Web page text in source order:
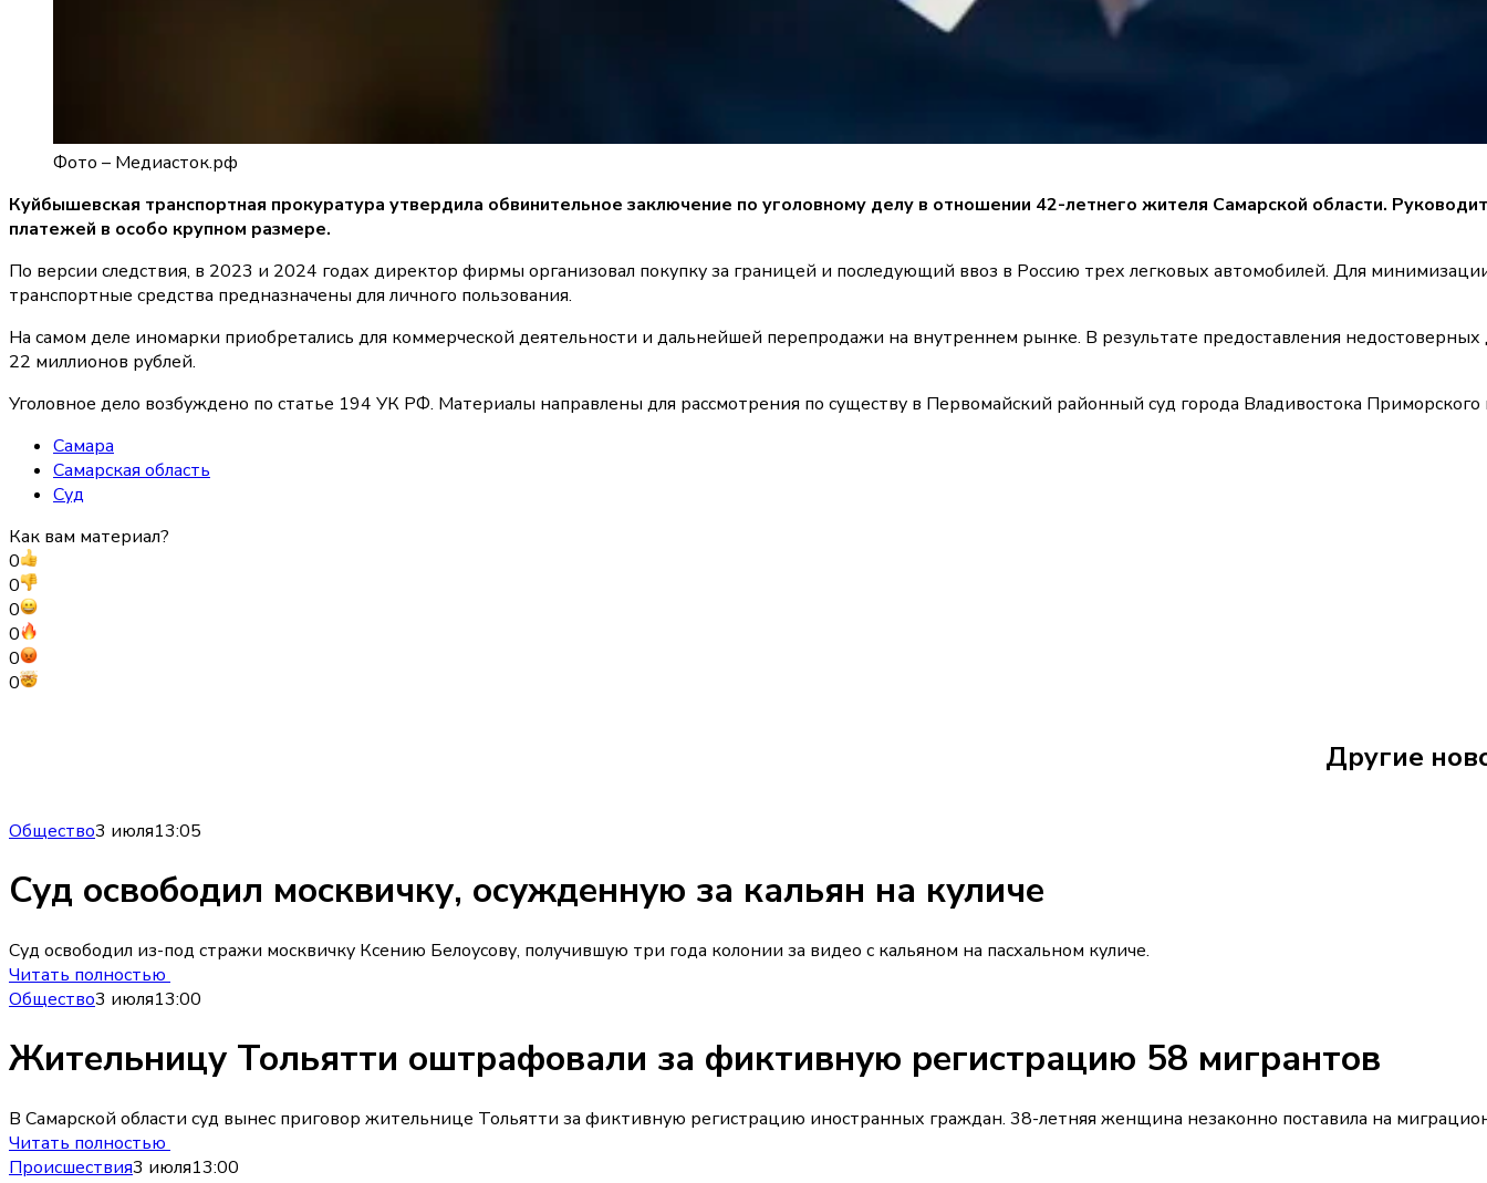
Фото – Медиасток.рф
Куйбышевская транспортная прокуратура утвердила обвинительное заключение по уголовному делу в отношении 42-летнего жителя Самарской области.
платежей в особо крупном размере.
По версии следствия, в 2023 и 2024 годах директор фирмы организовал покупку за границей и последующий ввоз в Россию трех легковых автомобилей. Для
транспортные средства предназначены для личного пользования.
На самом деле иномарки приобретались для коммерческой деятельности и дальнейшей перепродажи на внутреннем рынке. В результате предоставления
22 миллионов рублей.
Уголовное дело возбуждено по статье 194 УК РФ. Материалы направлены для рассмотрения по существу в Первомайский районный суд города Владивостока Приморского
Самара
Самарская область
Суд
Как вам материал?
0
0
0
0
0
0
Другие
Ford Focus
Общество3 июля13:05
Суд освободил москвичку, осужденную за кальян на куличе
Суд освободил из-под стражи москвичку Ксению Белоусову, получившую три года колонии за видео с кальяном на пасхальном куличе.
Читать полностью
Общество3 июля13:00
Жительницу Тольятти оштрафовали за фиктивную регистрацию 58 мигрантов
В Самарской области суд вынес приговор жительнице Тольятти за фиктивную регистрацию иностранных граждан. 38-летняя женщина незаконно поставила на
Читать полностью
Происшествия3 июля13:00